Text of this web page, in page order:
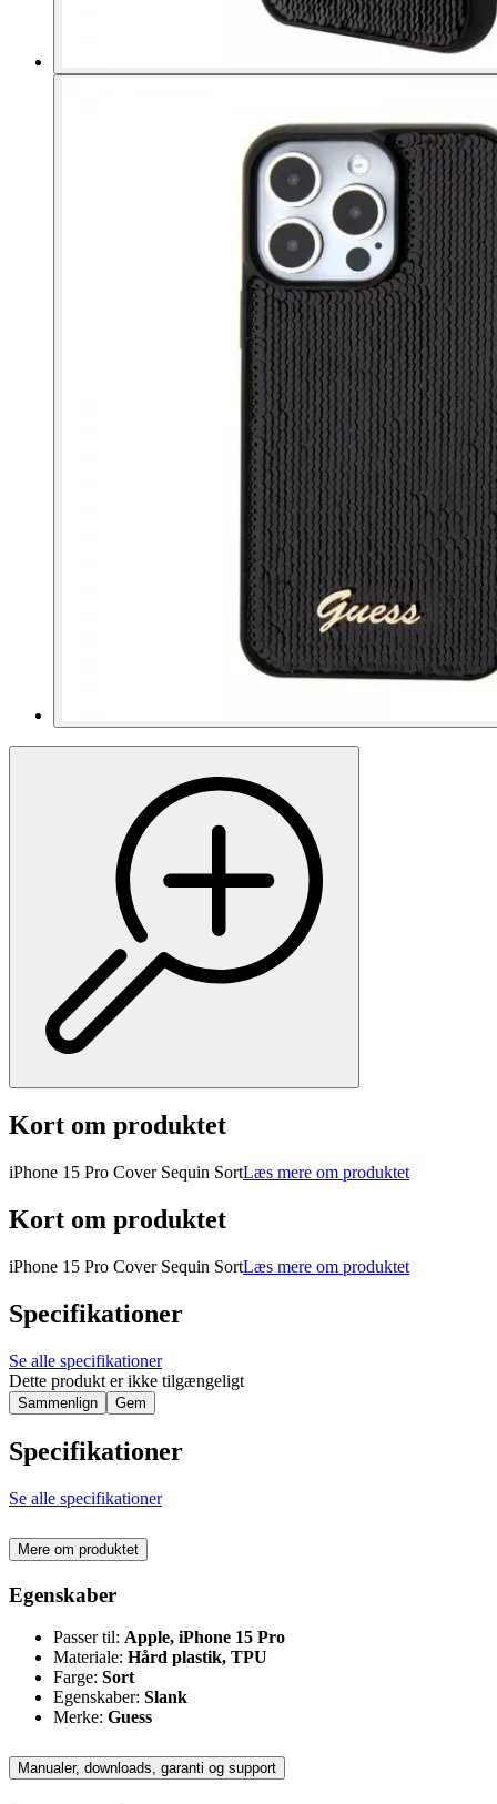
Kort om produktet
iPhone 15 Pro Cover Sequin SortLæs mere om produktet
Kort om produktet
iPhone 15 Pro Cover Sequin SortLæs mere om produktet
Specifikationer
Se alle specifikationer
Dette produkt er ikke tilgængeligt
Sammenlign Gem
Specifikationer
Se alle specifikationer
Mere om produktet
Egenskaber
Passer til: Apple, iPhone 15 Pro
Materiale: Hård plastik, TPU
Farge: Sort
Egenskaber: Slank
Merke: Guess
Manualer, downloads, garanti og support